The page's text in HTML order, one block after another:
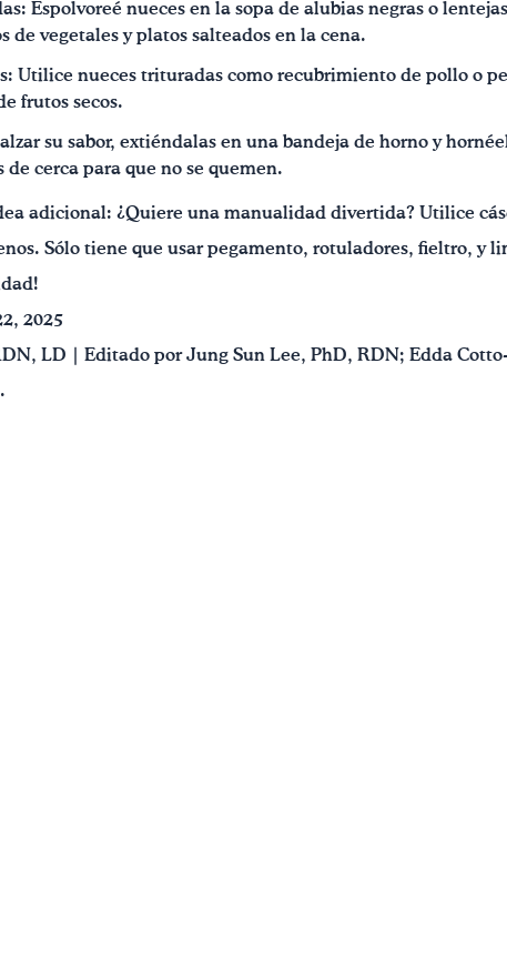
Espolvoreé nueces en la sopa de alubias negras o
de vegetales y platos salteados en la cena.
Utilice nueces trituradas como recubrimiento de pollo o
frutos secos.
su sabor, extiéndalas en una bandeja de horno y
cerca para que no se quemen.
adicional: ¿Quiere una manualidad divertida? Utilice
Sólo tiene que usar pegamento, rotuladores, fieltro, y
2025
LD | Editado por Jung Sun Lee, PhD, RDN; Edda